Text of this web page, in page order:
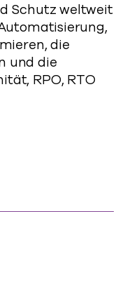
Schutz weltweit
die
und die
RPO, RTO